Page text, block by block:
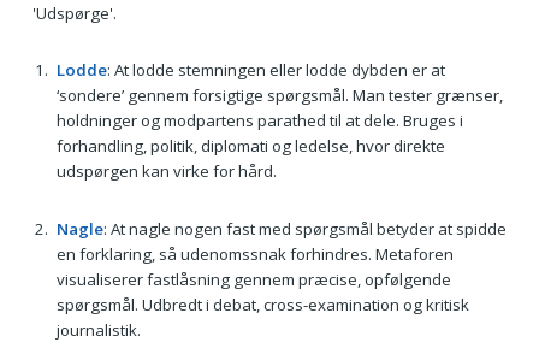
'Udspørge'.
Lodde: At lodde stemningen eller lodde dybden er at
‘sondere’ gennem forsigtige spørgsmål. Man tester grænser,
holdninger og modpartens parathed til at dele. Bruges i
forhandling, politik, diplomati og ledelse, hvor direkte
udspørgen kan virke for hård.
Nagle: At nagle nogen fast med spørgsmål betyder at spidde
en forklaring, så udenomssnak forhindres. Metaforen
visualiserer fastlåsning gennem præcise, opfølgende
spørgsmål. Udbredt i debat, cross-examination og kritisk
journalistik.